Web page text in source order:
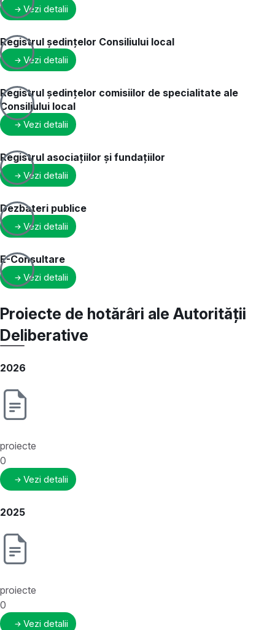
Vezi detalii
Registrul ședințelor Consiliului local
Vezi detalii
Registrul ședințelor comisiilor de specialitate ale
Consiliului local
Vezi detalii
Registrul asociațiilor și fundațiilor
Vezi detalii
Dezbateri publice
Vezi detalii
E-Consultare
Vezi detalii
Proiecte de hotărâri ale Autorității
Deliberative
2026
proiecte
0
Vezi detalii
2025
proiecte
0
Vezi detalii